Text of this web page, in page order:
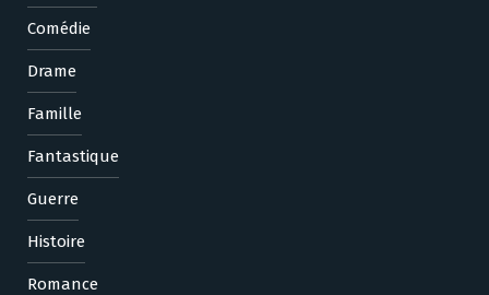
Comédie
Drame
Famille
Fantastique
Guerre
Histoire
Romance